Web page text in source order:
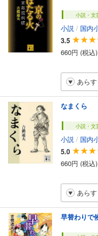
小説・文
小説 / 国内
3.5
660円 (税込)
あら
なまくら
小説・文
小説 / 国内
5.0
660円 (税込)
あら
早替わりで